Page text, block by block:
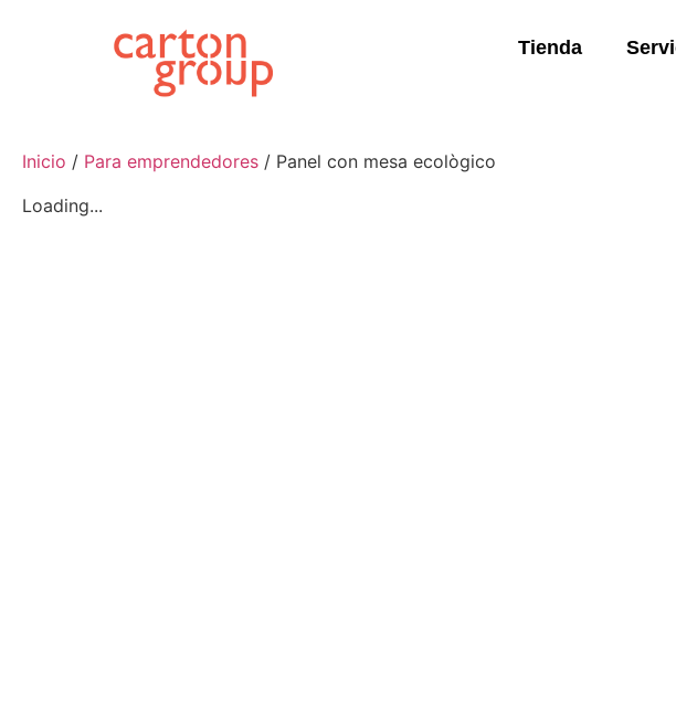
Tienda
Inicio / Para emprendedores / Panel con mesa ecològico
Loading...